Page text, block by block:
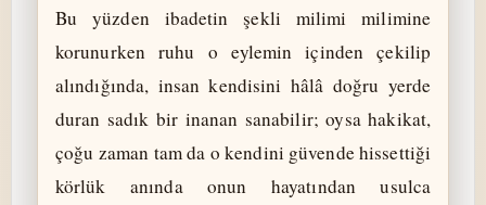
Bu yüzden ibadetin şekli milimi milimine
korunurken ruhu o eylemin içinden çekilip
alındığında, insan kendisini hâlâ doğru yerde
duran sadık bir inanan sanabilir; oysa hakikat,
çoğu zaman tam da o kendini güvende hissettiği
körlük anında onun hayatından usulca